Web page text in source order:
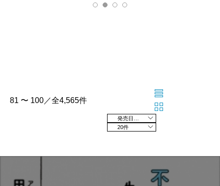
81 〜 100／全4,565件
20件